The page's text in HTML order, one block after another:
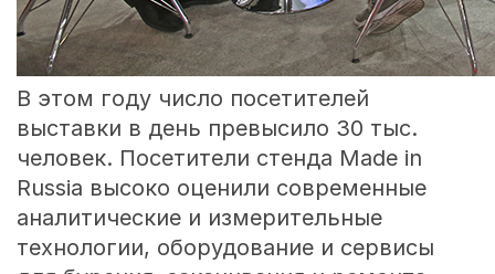
В этом году число посетителей
выставки в день превысило 30 тыс.
человек. Посетители стенда Made in
Russia высоко оценили современные
аналитические и измерительные
технологии, оборудование и сервисы